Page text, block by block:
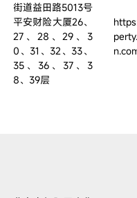
街道益田路5013号
平安财险大厦26、
27、28、29、3
0、31、32、33、
35、36、37、3
8、39层